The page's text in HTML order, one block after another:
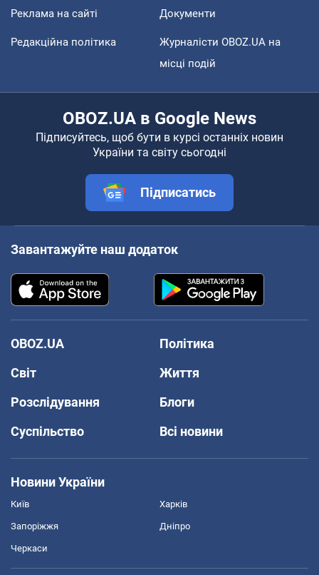
Реклама на сайті Документи
Редакційна політика
Журналісти OBOZ.UA на
місці подій
OBOZ.UA в Google News
Підписуйтесь, щоб бути в курсі останніх новин
України та світу сьогодні
Підписатись
Завантажуйте наш додаток
OBOZ.UA
Політика
Світ
Життя
Розслідування
Блоги
Суспільство
Всі новини
Новини України
Київ Харків
Запоріжжя Дніпро
Черкаси